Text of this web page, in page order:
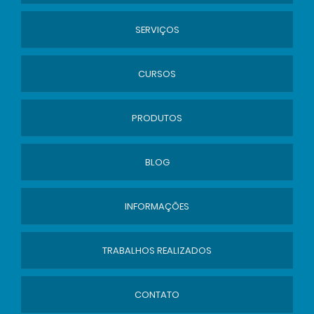
SERVIÇOS
CURSOS
PRODUTOS
BLOG
INFORMAÇÕES
TRABALHOS REALIZADOS
CONTATO